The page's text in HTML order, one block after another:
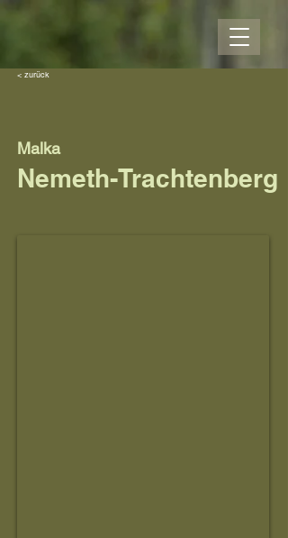
< zurück
Malka
Nemeth-Trachtenberg